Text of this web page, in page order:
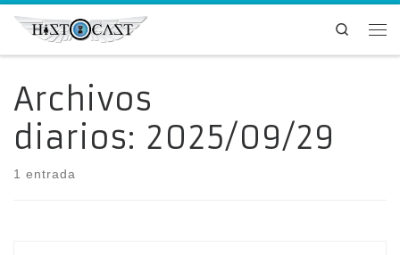
Saltar al contenido
Search
Archivos
diarios: 2025/09/29
1 entrada